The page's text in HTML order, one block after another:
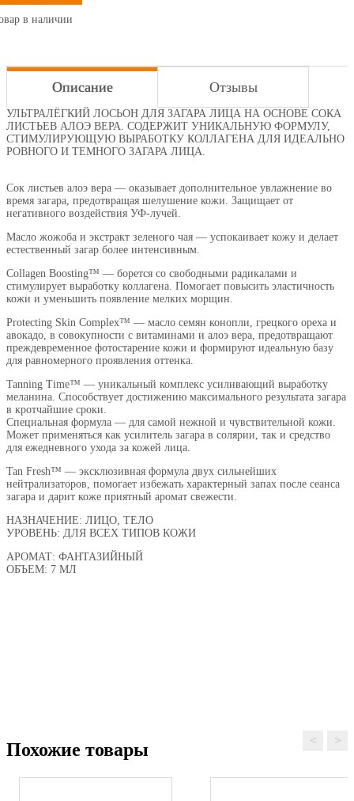
в наличии
Описание Отзывы
УЛЬТРАЛЁГКИЙ ЛОСЬОН ДЛЯ ЗАГАРА ЛИЦА НА ОСНОВЕ СОКА
ЛИСТЬЕВ АЛОЭ ВЕРА. СОДЕРЖИТ УНИКАЛЬНУЮ ФОРМУЛУ,
СТИМУЛИРУЮЩУЮ ВЫРАБОТКУ КОЛЛАГЕНА ДЛЯ ИДЕАЛЬНО
РОВНОГО И ТЕМНОГО ЗАГАРА ЛИЦА.
Сок листьев алоэ вера — оказывает дополнительное увлажнение во
время загара, предотвращая шелушение кожи. Защищает от
негативного воздействия УФ-лучей.
Масло жожоба и экстракт зеленого чая — успокаивает кожу и делает
естественный загар более интенсивным.
Сollagen Boosting™ — борется со свободными радикалами и
стимулирует выработку коллагена. Помогает повысить эластичность
кожи и уменьшить появление мелких морщин.
Protecting Skin Complex™ — масло семян конопли, грецкого ореха и
авокадо, в совокупности с витаминами и алоэ вера, предотвращают
преждевременное фотостарение кожи и формируют идеальную базу
для равномерного проявления оттенка.
Tanning Time™ — уникальный комплекс усиливающий выработку
меланина. Способствует достижению максимального результата загара
в кротчайшие сроки.
Специальная формула — для самой нежной и чувствительной кожи.
Может применяться как усилитель загара в солярии, так и средство
для ежедневного ухода за кожей лица.
Tan Fresh™ — эксклюзивная формула двух сильнейших
нейтрализаторов, помогает избежать характерный запах после сеанса
загара и дарит коже приятный аромат свежести.
НАЗНАЧЕНИЕ: ЛИЦО, ТЕЛО
УРОВЕНЬ: ДЛЯ ВСЕХ ТИПОВ КОЖИ
АРОМАТ: ФАНТАЗИЙНЫЙ
ОБЪЕМ: 7 МЛ
Похожие товары < >